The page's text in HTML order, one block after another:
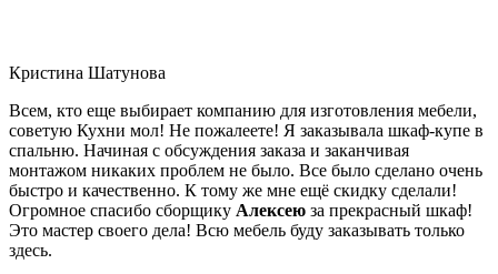
Кристина Шатунова
Всем, кто еще выбирает компанию для изготовления мебели,
советую Кухни мол! Не пожалеете! Я заказывала шкаф-купе в
спальню. Начиная с обсуждения заказа и заканчивая
монтажом никаких проблем не было. Все было сделано очень
быстро и качественно. К тому же мне ещё скидку сделали!
Огромное спасибо сборщику Алексею за прекрасный шкаф!
Это мастер своего дела! Всю мебель буду заказывать только
здесь.